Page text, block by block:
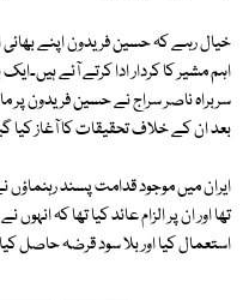
خیال رہے کہ حسین فریدون اپنے
اہم مشیر کا کردار ادا کرتے آئے
سربراہ ناصر سراج نے حسین فریدون پر
بعد ان کے خلاف تحقیقات کا آغاز کیا
ایران میں موجود قدامت پسند
تھا اور ان پر الزام عائد کیا تھا کہ
استعمال کیا اور بلا سود قرضہ حاصل